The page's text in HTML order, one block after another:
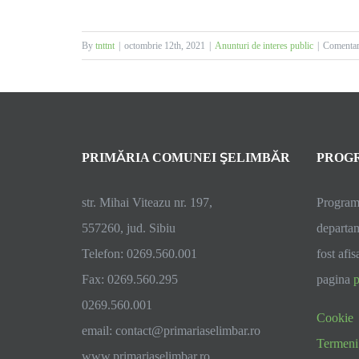
By tnttnt octombrie 12th, 2021 Anunturi de interes public
PRIMĂRIA COMUNEI ŞELIMBĂR
str. Mihai Viteazu nr. 197,
557260, jud. Sibiu
Telefon: 0269.560.001
Fax: 0269.560.295
0269.560.001
email: contact@primariaselimbar.ro
www.primariaselimbar.ro
fost
pagina
Cookie